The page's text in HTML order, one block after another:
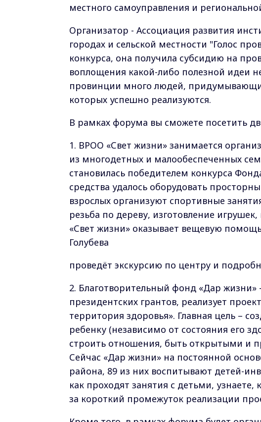
местного самоуправления и
Организатор - Ассоциация развития
городах и сельской местности "Голос
конкурса, она получила субсидию на
воплощения какой-либо полезной идеи
провинции много людей,
которых успешно реализуются.
В рамках форума вы сможете посетить
1. ВРОО «Свет жизни» занимается
из многодетных и малообеспеченных
становилась победителем конкурса
средства удалось оборудовать
взрослых организуют спортивные
резьба по дереву, изготовление
«Свет жизни» оказывает вещевую
Голубева
проведёт экскурсию по центру и
2. Благотворительный фонд «Дар жизни»
президентских грантов, реализует
территория здоровья». Главная цель –
ребенку (независимо от состояния его
строить отношения, быть открытыми и
Сейчас «Дар жизни» на постоянной
района, 89 из них воспитывают детей-
как проходят занятия с детьми, узнаете,
за короткий промежуток реализации